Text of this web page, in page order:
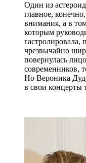
Один из
главное,
внимания, а в
которым
гастролировала,
чрезвычайно
повернулась
современников,
Но Вероника
в свои концерты